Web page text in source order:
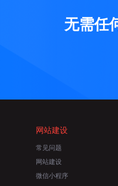
无需任
网站建设
常见问题
网站建设
微信小程序